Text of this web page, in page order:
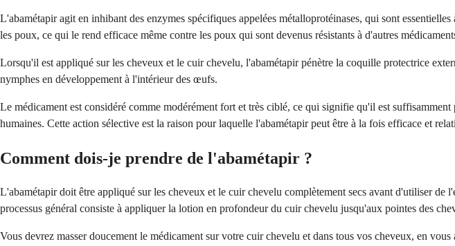
L'abamétapir agit en inhibant des enzymes spécifiques appelées métalloprotéinases, qui sont
les poux, ce qui le rend efficace même contre les poux qui sont devenus résistants à d'autres
Lorsqu'il est appliqué sur les cheveux et le cuir chevelu, l'abamétapir pénètre la coquille protectrice
nymphes en développement à l'intérieur des œufs.
Le médicament est considéré comme modérément fort et très ciblé, ce qui signifie qu'il est
humaines. Cette action sélective est la raison pour laquelle l'abamétapir peut être à la fois efficace et
Comment dois-je prendre de l'abamétapir ?
L'abamétapir doit être appliqué sur les cheveux et le cuir chevelu complètement secs avant d'utiliser
processus général consiste à appliquer la lotion en profondeur du cuir chevelu jusqu'aux pointes des
Vous devrez masser doucement le médicament sur votre cuir chevelu et dans tous vos cheveux, en